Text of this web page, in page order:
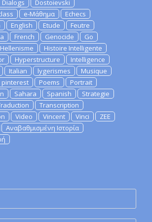
Dialogs
Dostoievski
e-Μάθημα
Echecs
English Etude
Feutre
French Genocide
Go
Hellenisme
Histoire Intelligente
Hyperstructure
Intelligence
Italian lygerismes
Musique
pinterest Poems
Portrait
Sahara Spanish
Strategie
Transcription
Video Vincent Vinci
ZEE
Αναβαθμισμένη Ιστορία